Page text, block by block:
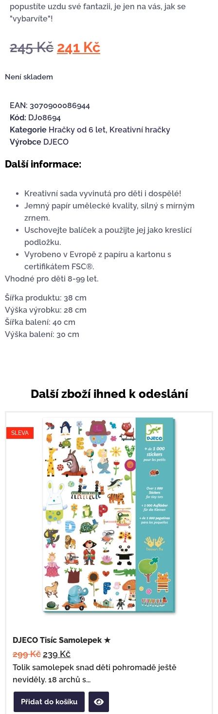
popustíte uzdu své fantazii, je jen na vás, jak se
"vybarvíte"!
245Kč 241 Kč
Není skladem
EAN: 3070900086944
Kód: DJ08694
Kategorie Hračky od 6 let, Kreativní hračky
Výrobce DJECO
Další informace:
Kreativní sada vyvinutá pro děti i dospělé!
Jemný papír umělecké kvality, silný s mírným
zrnem.
Uschovejte balíček a použijte jej jako kreslící
podložku.
Vyrobeno v Evropě z papíru a kartonu s
certifikátem FSC®.
Vhodné pro děti 8-99 let.
Šířka produktu: 38 cm
Výška výrobku: 28 cm
Šířka balení: 40 cm
Výška balení: 30 cm
Další zboží ihned k odeslání
SLEVA
DJECO Tisíc Samolepek ★
299Kč239 Kč
Tolik samolepek snad děti pohromadě ještě
neviděly. 18 archů s...
Přidat do košíku